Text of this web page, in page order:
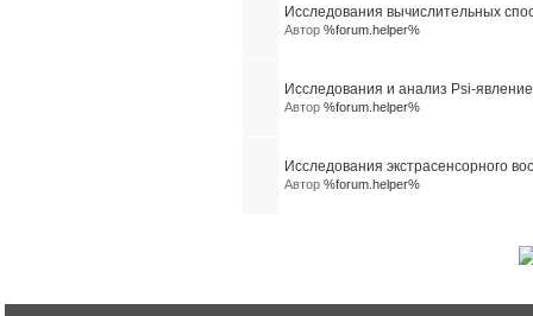
Исследования вычислительных
Автор %forum.helper%
Исследования и анализ Psi-
Автор %forum.helper%
Исследования экстрасенсорного
Автор %forum.helper%